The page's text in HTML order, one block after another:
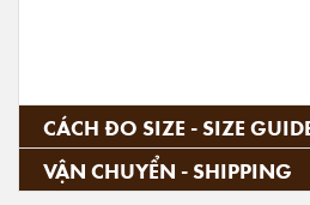
CÁCH ĐO SIZE - SIZE
VẬN CHUYỂN - SHIPPING